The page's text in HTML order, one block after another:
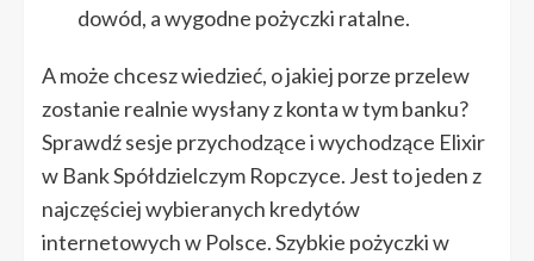
dowód, a wygodne pożyczki ratalne.
A może chcesz wiedzieć, o jakiej porze przelew
zostanie realnie wysłany z konta w tym banku?
Sprawdź sesje przychodzące i wychodzące Elixir
w Bank Spółdzielczym Ropczyce. Jest to jeden z
najczęściej wybieranych kredytów
internetowych w Polsce. Szybkie pożyczki w